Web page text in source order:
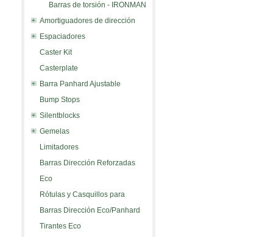
Barras de torsión - IRONMAN
Amortiguadores de dirección
Espaciadores
Caster Kit
Casterplate
Barra Panhard Ajustable
Bump Stops
Silentblocks
Gemelas
Limitadores
Barras Dirección Reforzadas
Eco
Rótulas y Casquillos para
Barras Dirección Eco/Panhard
Tirantes Eco